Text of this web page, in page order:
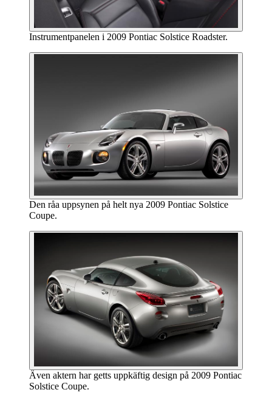
Instrumentpanelen i 2009 Pontiac Solstice Roadster.
Den råa uppsynen på helt nya 2009 Pontiac Solstice
Coupe.
Även aktern har getts uppkäftig design på 2009 Pontiac
Solstice Coupe.